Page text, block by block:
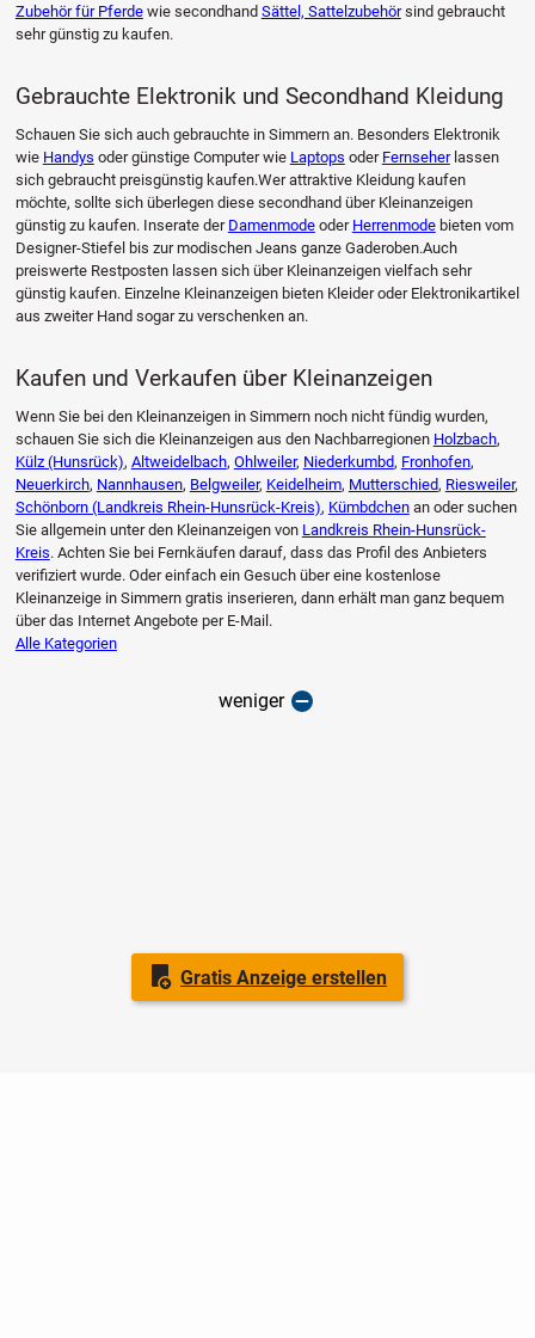
Gratis Anzeige erstellen
Zubehör für Pferdewie secondhand Sättel, Sattelzubehörsind gebraucht
sehr günstig zu kaufen.
Gebrauchte Elektronik und Secondhand Kleidung
Schauen Sie sich auch gebrauchte in Simmern an. Besonders Elektronik
wie Handys oder günstige Computer wie Laptops oder Fernseherlassen
sich gebraucht preisgünstig kaufen.Wer attraktive Kleidung kaufen
möchte, sollte sich überlegen diese secondhand über Kleinanzeigen
günstig zu kaufen. Inserate der Damenmodeoder Herrenmodebieten vom
Designer-Stiefel bis zur modischen Jeans ganze Gaderoben.Auch
preiswerte Restposten lassen sich über Kleinanzeigen vielfach sehr
günstig kaufen. Einzelne Kleinanzeigen bieten Kleider oder Elektronikartikel
aus zweiter Hand sogar zu verschenken an.
Kaufen und Verkaufen über Kleinanzeigen
Wenn Sie bei den Kleinanzeigen in Simmern noch nicht fündig wurden,
schauen Sie sich die Kleinanzeigen aus den Nachbarregionen Holzbach,
Külz (Hunsrück), Altweidelbach, Ohlweiler, Niederkumbd, Fronhofen,
Neuerkirch, Nannhausen, Belgweiler, Keidelheim, Mutterschied, Riesweiler,
Schönborn (Landkreis Rhein-Hunsrück-Kreis), Kümbdchenan oder suchen
Sie allgemein unter den Kleinanzeigen von Landkreis Rhein-Hunsrück-
Kreis. Achten Sie bei Fernkäufen darauf, dass das Profil des Anbieters
verifiziert wurde. Oder einfach ein Gesuch über eine kostenlose
Kleinanzeige in Simmern gratis inserieren, dann erhält man ganz bequem
über das Internet Angebote per E-Mail.
Alle Kategorien
weniger